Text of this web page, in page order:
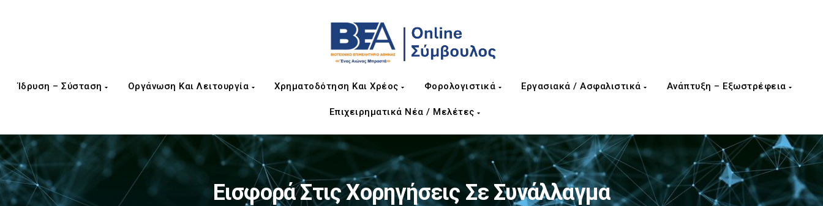
Ίδρυση – Σύσταση Οργάνωση Και Λειτουργία Χρηματοδότηση Και Χρέος Φορολογιστικά Εργασιακά / Ασφαλιστικά Ανάπτυξη – Εξωστρέφεια
Επιχειρηματικά Νέα / Μελέτες
Εισφορά Στις Χορηγήσεις Σε Συνάλλαγμα